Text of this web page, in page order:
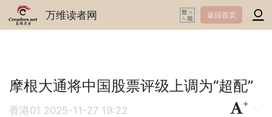
万维读者网 返回首页
摩根大通将中国股票评级上调为“超配”
香港01 2025-11-27 19:22
+